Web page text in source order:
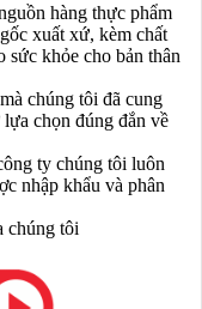
hàng thực phẩm
xuất xứ, kèm chất
khỏe cho bản thân
chúng tôi đã cung
chọn đúng đắn về
ty chúng tôi luôn
nhập khẩu và phân
chúng tôi